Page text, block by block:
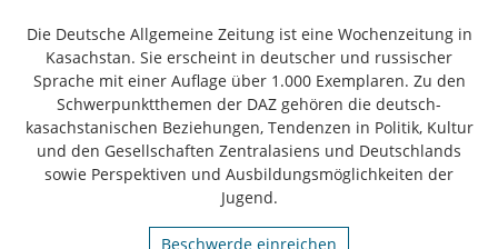
Die Deutsche Allgemeine Zeitung ist eine Wochenzeitung in
Kasachstan. Sie erscheint in deutscher und russischer
Sprache mit einer Auflage über 1.000 Exemplaren. Zu den
Schwerpunktthemen der DAZ gehören die deutsch-
kasachstanischen Beziehungen, Tendenzen in Politik, Kultur
und den Gesellschaften Zentralasiens und Deutschlands
sowie Perspektiven und Ausbildungsmöglichkeiten der
Jugend.
Beschwerde einreichen